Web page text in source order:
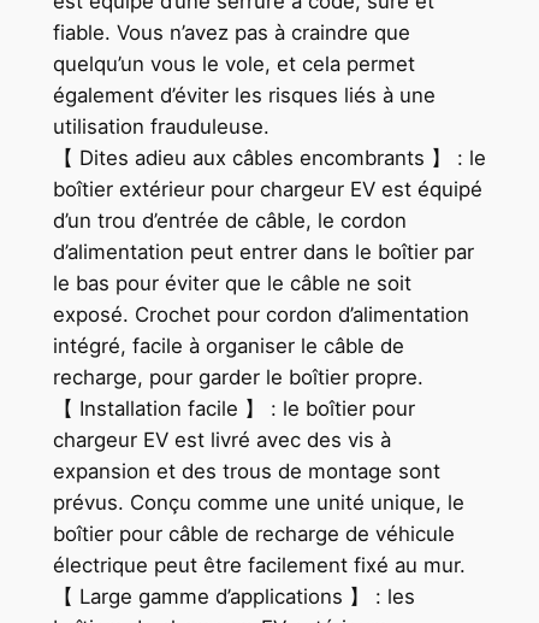
fiable. Vous n’avez pas à craindre que
quelqu’un vous le vole, et cela permet
également d’éviter les risques liés à une
utilisation frauduleuse.
【 Dites adieu aux câbles encombrants 】 : le
boîtier extérieur pour chargeur EV est équipé
d’un trou d’entrée de câble, le cordon
d’alimentation peut entrer dans le boîtier par
le bas pour éviter que le câble ne soit
exposé. Crochet pour cordon d’alimentation
intégré, facile à organiser le câble de
recharge, pour garder le boîtier propre.
【 Installation facile 】 : le boîtier pour
chargeur EV est livré avec des vis à
expansion et des trous de montage sont
prévus. Conçu comme une unité unique, le
boîtier pour câble de recharge de véhicule
électrique peut être facilement fixé au mur.
【 Large gamme d’applications 】 : les